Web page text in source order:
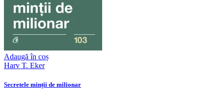
Adaugă în coș
Harv T. Eker
Secretele minții de milionar